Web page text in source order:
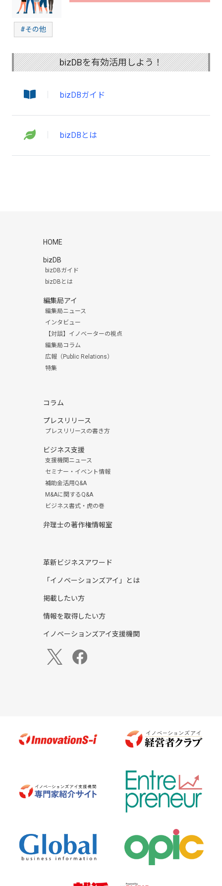
#その他
bizDBを有効活用しよう！
bizDBガイド
bizDBとは
HOME
bizDB
bizDBガイド
bizDBとは
編集局アイ
編集局ニュース
インタビュー
【対談】イノベーターの視点
編集局コラム
広報（Public Relations）
特集
コラム
プレスリリース
プレスリリースの書き方
ビジネス支援
支援機関ニュース
セミナー・イベント情報
補助金活用Q&A
M&Aに関するQ&A
ビジネス書式・虎の巻
弁理士の著作権情報室
革新ビジネスアワード
「イノベーションズアイ」とは
掲載したい方
情報を取得したい方
イノベーションズアイ支援機関